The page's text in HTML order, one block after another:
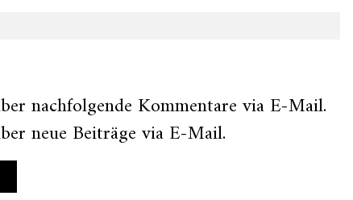
nachfolgende Kommentare via E-Mail.
neue Beiträge via E-Mail.